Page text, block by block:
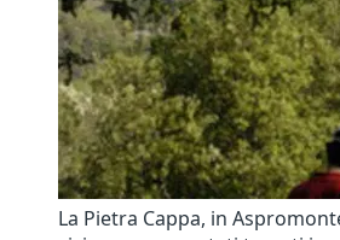
La Pietra Cappa, in